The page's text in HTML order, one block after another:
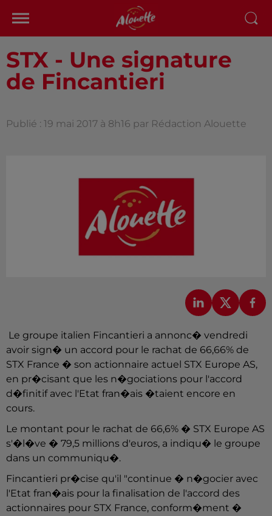
STX - Une signature
de Fincantieri
Publié : 19 mai 2017 à 8h16 par Rédaction Alouette
Le groupe italien Fincantieri a annonc� vendredi
avoir sign� un accord pour le rachat de 66,66% de
STX France � son actionnaire actuel STX Europe AS,
en pr�cisant que les n�gociations pour l'accord
d�finitif avec l'Etat fran�ais �taient encore en
cours.
Le montant pour le rachat de 66,6% � STX Europe AS
s'�l�ve � 79,5 millions d'euros, a indiqu� le groupe
dans un communiqu�.
Fincantieri pr�cise qu'il "continue � n�gocier avec
l'Etat fran�ais pour la finalisation de l'accord des
actionnaires pour STX France, conform�ment �